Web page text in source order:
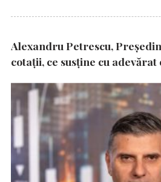
Alexandru Petrescu,
cotații, ce susține cu